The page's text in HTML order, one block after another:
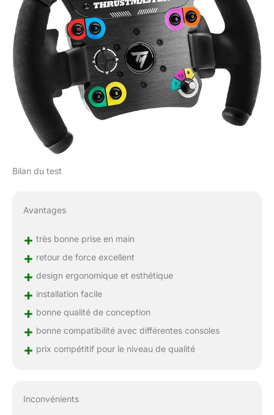
Bilan du test
Avantages
+ très bonne prise en main
+ retour de force excellent
+ design ergonomique et esthétique
+ installation facile
+ bonne qualité de conception
+ bonne compatibilité avec différentes consoles
+ prix compétitif pour le niveau de qualité
Inconvénients